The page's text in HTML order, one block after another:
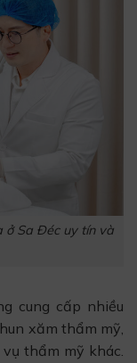
ở Sa Đéc uy tín và
cung cấp nhiều
xăm thẩm mỹ,
thẩm mỹ khác.